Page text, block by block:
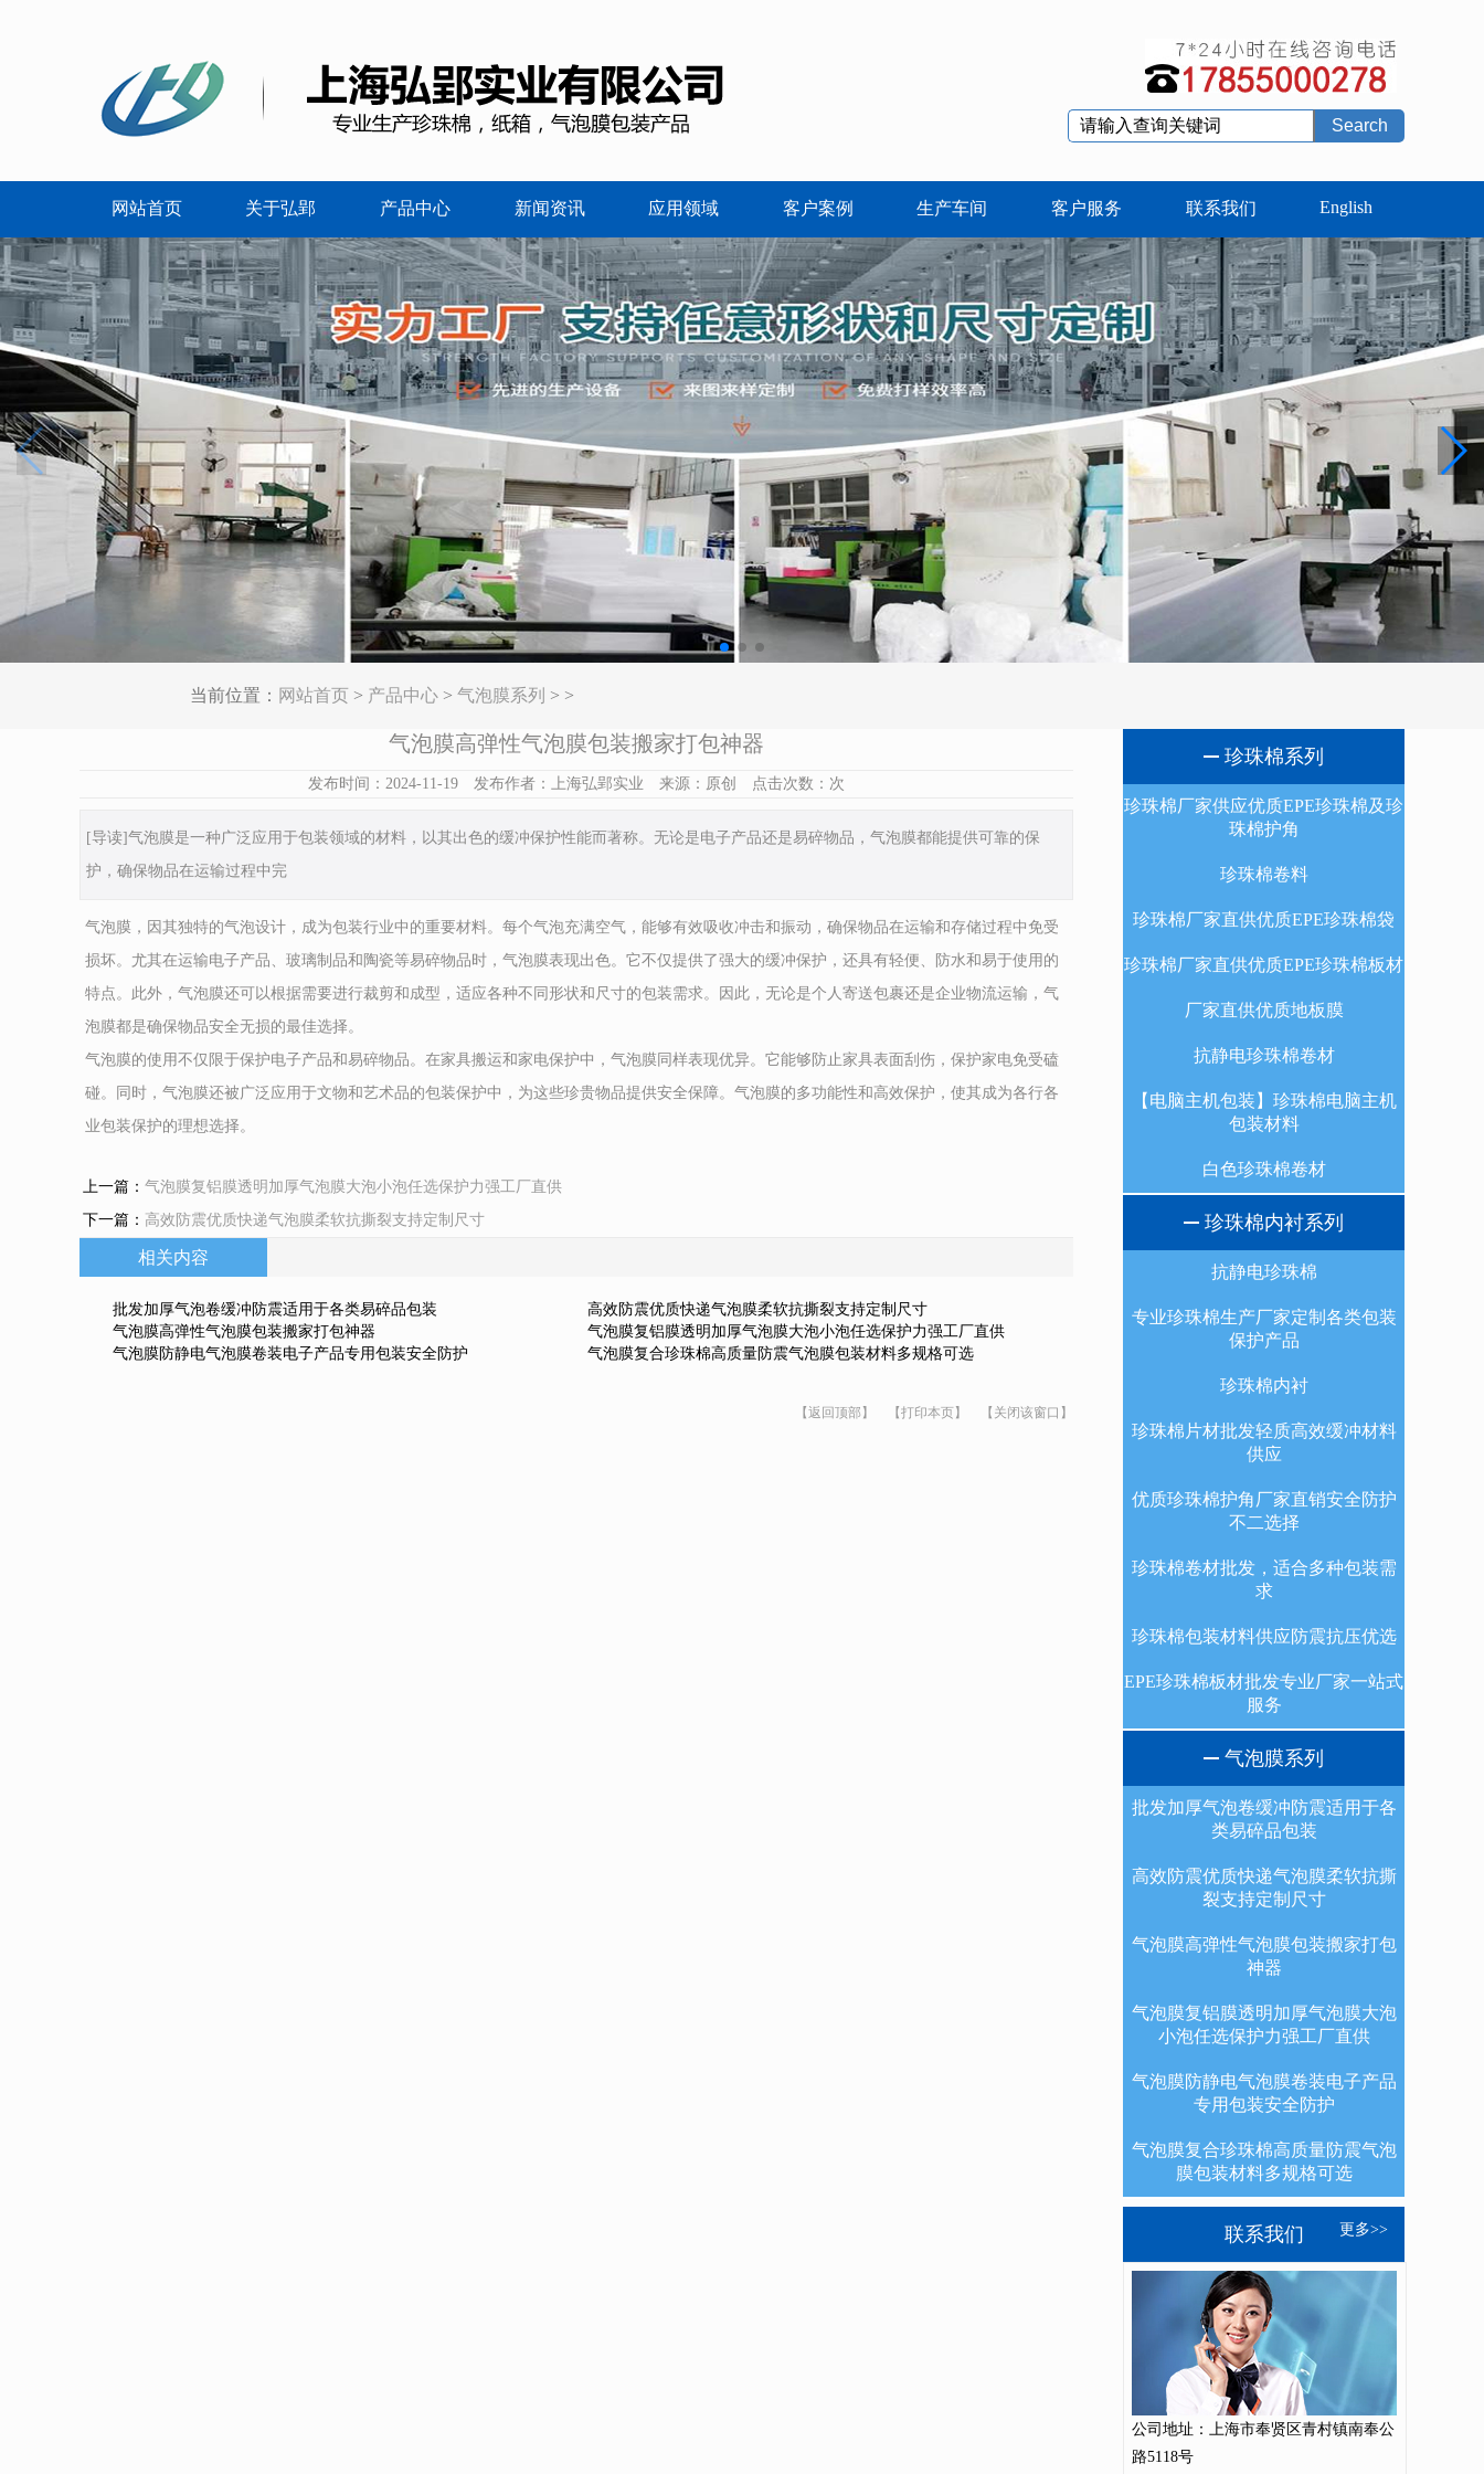
Search
网站首页 关于弘郢 产品中心 新闻资讯 应用领域 客户案例 生产车间 客户服务 联系我们 English
当前位置： 网站首页 > 产品中心 > 气泡膜系列 > >
气泡膜高弹性气泡膜包装搬家打包神器
发布时间：2024-11-19 发布作者：上海弘郢实业 来源：原创 点击次数： 次
[导读]气泡膜是一种广泛应用于包装领域的材料，以其出色的缓冲保护性能而著称。无论是电子产品还是易碎物品，气泡膜都能提供可靠的保
护，确保物品在运输过程中完
气泡膜，因其独特的气泡设计，成为包装行业中的重要材料。每个气泡充满空气，能够有效吸收冲击和振动，确保物品在运输和存储过程中免受
损坏。尤其在运输电子产品、玻璃制品和陶瓷等易碎物品时，气泡膜表现出色。它不仅提供了强大的缓冲保护，还具有轻便、防水和易于使用的
特点。此外，气泡膜还可以根据需要进行裁剪和成型，适应各种不同形状和尺寸的包装需求。因此，无论是个人寄送包裹还是企业物流运输，气
泡膜都是确保物品安全无损的最佳选择。
气泡膜的使用不仅限于保护电子产品和易碎物品。在家具搬运和家电保护中，气泡膜同样表现优异。它能够防止家具表面刮伤，保护家电免受磕
碰。同时，气泡膜还被广泛应用于文物和艺术品的包装保护中，为这些珍贵物品提供安全保障。气泡膜的多功能性和高效保护，使其成为各行各
业包装保护的理想选择。
上一篇： 气泡膜复铝膜透明加厚气泡膜大泡小泡任选保护力强工厂直供
下一篇： 高效防震优质快递气泡膜柔软抗撕裂支持定制尺寸
相关内容
批发加厚气泡卷缓冲防震适用于各类易碎品包装
高效防震优质快递气泡膜柔软抗撕裂支持定制尺寸
气泡膜高弹性气泡膜包装搬家打包神器
气泡膜复铝膜透明加厚气泡膜大泡小泡任选保护力强工厂直供
气泡膜防静电气泡膜卷装电子产品专用包装安全防护
气泡膜复合珍珠棉高质量防震气泡膜包装材料多规格可选
【返回顶部】 【打印本页】 【关闭该窗口】
珍珠棉系列
珍珠棉厂家供应优质EPE珍珠棉及珍
珠棉护角
珍珠棉卷料
珍珠棉厂家直供优质EPE珍珠棉袋
珍珠棉厂家直供优质EPE珍珠棉板材
厂家直供优质地板膜
抗静电珍珠棉卷材
【电脑主机包装】珍珠棉电脑主机
包装材料
白色珍珠棉卷材
珍珠棉内衬系列
抗静电珍珠棉
专业珍珠棉生产厂家定制各类包装
保护产品
珍珠棉内衬
珍珠棉片材批发轻质高效缓冲材料
供应
优质珍珠棉护角厂家直销安全防护
不二选择
珍珠棉卷材批发，适合多种包装需
求
珍珠棉包装材料供应防震抗压优选
EPE珍珠棉板材批发专业厂家一站式
服务
气泡膜系列
批发加厚气泡卷缓冲防震适用于各
类易碎品包装
高效防震优质快递气泡膜柔软抗撕
裂支持定制尺寸
气泡膜高弹性气泡膜包装搬家打包
神器
气泡膜复铝膜透明加厚气泡膜大泡
小泡任选保护力强工厂直供
气泡膜防静电气泡膜卷装电子产品
专用包装安全防护
气泡膜复合珍珠棉高质量防震气泡
膜包装材料多规格可选
联系我们 更多>>
公司地址：上海市奉贤区青村镇南奉公
路5118号